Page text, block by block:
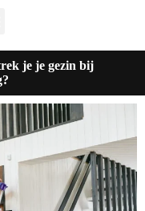
je je gezin bij